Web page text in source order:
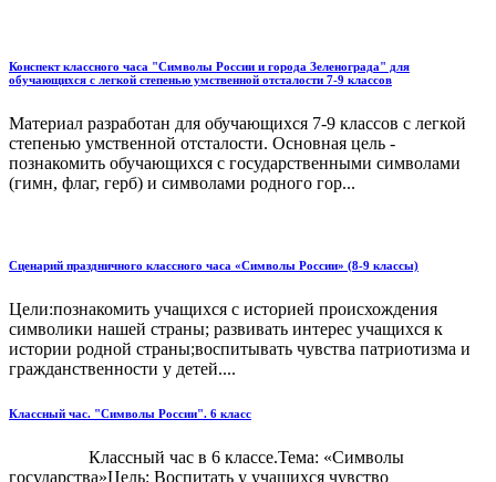
Конспект классного часа "Символы России и города Зеленограда" для
обучающихся с легкой степенью умственной отсталости 7-9 классов
Материал разработан для обучающихся 7-9 классов с легкой
степенью умственной отсталости. Основная цель -
познакомить обучающихся с государственными символами
(гимн, флаг, герб) и символами родного гор...
Сценарий праздничного классного часа «Символы России» (8-9 классы)
Цели:познакомить учащихся с историей происхождения
символики нашей страны; развивать интерес учащихся к
истории родной страны;воспитывать чувства патриотизма и
гражданственности у детей....
Классный час. "Символы России". 6 класс
Классный час в 6 классе.Тема: «Символы
государства»Цель: Воспитать у учащихся чувство